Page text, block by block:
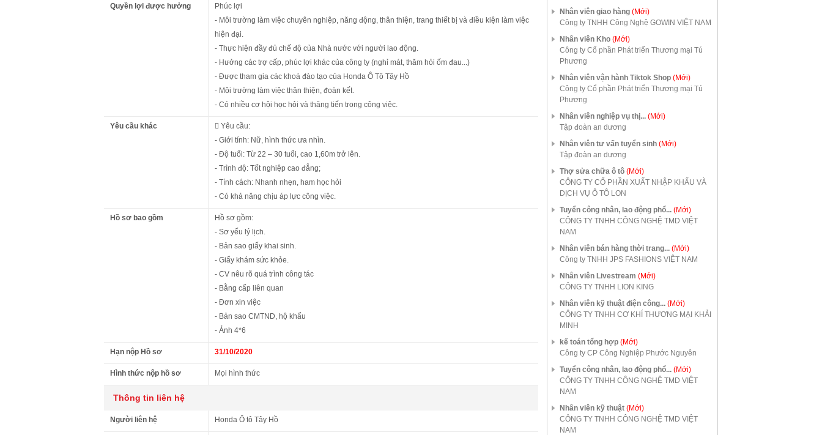
Quyền lợi được hưởng
Phúc lợi
- Môi trường làm việc chuyên nghiệp, năng động, thân thiện, trang thiết bị và điều kiện làm việc
hiện đại.
- Thực hiện đầy đủ chế độ của Nhà nước với người lao động.
- Hưởng các trợ cấp, phúc lợi khác của công ty (nghỉ mát, thăm hỏi ốm đau...)
- Được tham gia các khoá đào tạo của Honda Ô Tô Tây Hồ
- Môi trường làm việc thân thiện, đoàn kết.
- Có nhiều cơ hội học hỏi và thăng tiến trong công việc.
Yêu cầu khác
 Yêu cầu:
- Giới tính: Nữ, hình thức ưa nhìn.
- Độ tuổi: Từ 22 – 30 tuổi, cao 1,60m trở lên.
- Trình độ: Tốt nghiệp cao đẳng;
- Tính cách: Nhanh nhẹn, ham học hỏi
- Có khả năng chịu áp lực công việc.
Hồ sơ bao gồm
Hồ sơ gồm:
- Sơ yếu lý lịch.
- Bản sao giấy khai sinh.
- Giấy khám sức khỏe.
- CV nêu rõ quá trình công tác
- Bằng cấp liên quan
- Đơn xin việc
- Bản sao CMTND, hộ khẩu
- Ảnh 4*6
Hạn nộp Hồ sơ 31/10/2020
Hình thức nộp hồ sơ Mọi hình thức
Thông tin liên hệ
Người liên hệ Honda Ô tô Tây Hồ
Nhân viên giao hàng (Mới)
Công ty TNHH Công Nghệ GOWIN VIỆT NAM
Nhân viên Kho (Mới)
Công ty Cổ phần Phát triển Thương mại Tú
Phương
Nhân viên vận hành Tiktok Shop (Mới)
Công ty Cổ phần Phát triển Thương mại Tú
Phương
Nhân viên nghiệp vụ thị... (Mới)
Tập đoàn an dương
Nhân viên tư vấn tuyển sinh (Mới)
Tập đoàn an dương
Thợ sửa chữa ô tô (Mới)
CÔNG TY CỔ PHẦN XUẤT NHẬP KHẨU VÀ
DỊCH VỤ Ô TÔ LON
Tuyển công nhân, lao động phổ... (Mới)
CÔNG TY TNHH CÔNG NGHỆ TMD VIỆT
NAM
Nhân viên bán hàng thời trang... (Mới)
Công ty TNHH JPS FASHIONS VIỆT NAM
Nhân viên Livestream (Mới)
CÔNG TY TNHH LION KING
Nhân viên kỹ thuật điện công... (Mới)
CÔNG TY TNHH CƠ KHÍ THƯƠNG MẠI KHẢI
MINH
kế toán tổng hợp (Mới)
Công ty CP Công Nghiệp Phước Nguyên
Tuyển công nhân, lao động phổ... (Mới)
CÔNG TY TNHH CÔNG NGHỆ TMD VIỆT
NAM
Nhân viên kỹ thuật (Mới)
CÔNG TY TNHH CÔNG NGHỆ TMD VIỆT
NAM